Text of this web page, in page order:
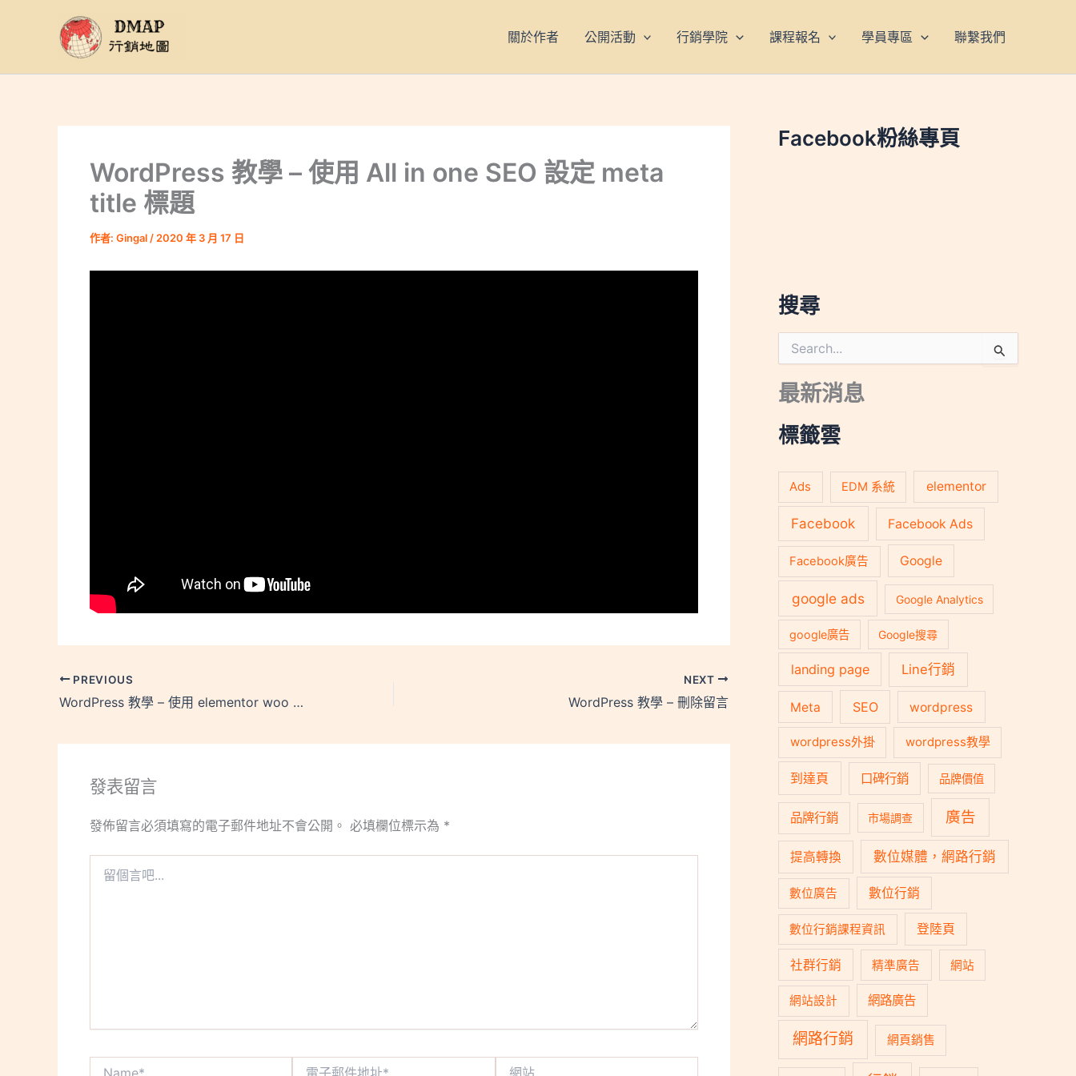
要
關於作者 公開活動 行銷學院 課程報名 學員專區 聯繫我們
WordPress 教學 – 使用 All in one SEO 設定 meta
title 標題
作者: Gingal / 2020 年 3 月 17 日
PREVIOUS
WordPress 教學 – 使用 elementor woo 商品放置 woocommerce 商品
NEXT
WordPress 教學 – 刪除留言
發表留言
發佈留言必須填寫的電子郵件地址不會公開。 必填欄位標示為 *
Facebook粉絲專頁
搜尋
尋
關
鍵
:
最新消息
標籤雲
Ads EDM 系統 elementor
Facebook Facebook Ads
Facebook廣告 Google
google ads Google Analytics
google廣告 Google搜尋
landing page Line行銷
Meta SEO wordpress
wordpress外掛 wordpress教學
到達頁 口碑行銷 品牌價值
品牌行銷 市場調查 廣告
提高轉換 數位媒體，網路行銷
數位廣告 數位行銷
數位行銷課程資訊 登陸頁
社群行銷 精準廣告 網站
網站設計 網路廣告
網路行銷 網頁銷售